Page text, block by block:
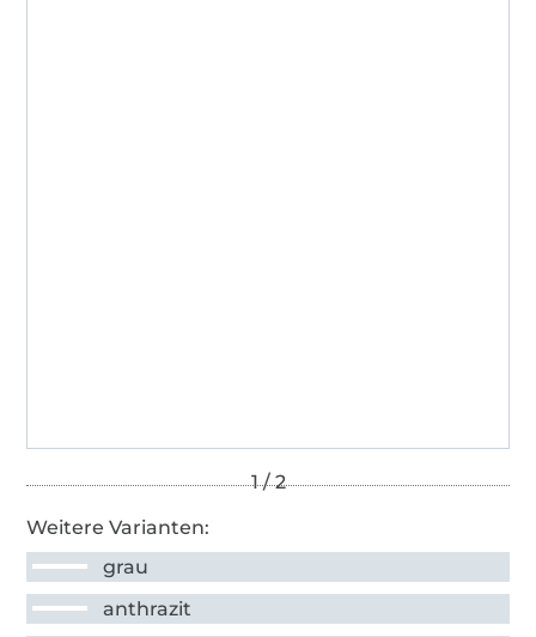
Weitere Varianten:
grau
anthrazit